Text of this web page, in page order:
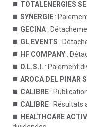
TOTALENERGIES SE
SYNERGIE :
GECINA :
GL EVENTS :
HF COMPANY :
D.L.S.I. : Paiement
AROCA DEL PINAR
CALIBRE :
CALIBRE : Résultats
HEALTHCARE